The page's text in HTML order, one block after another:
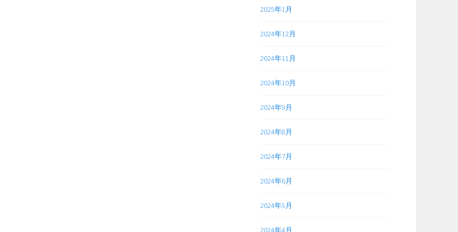
2025年1月
2024年12月
2024年11月
2024年10月
2024年9月
2024年8月
2024年7月
2024年6月
2024年5月
2024年4月